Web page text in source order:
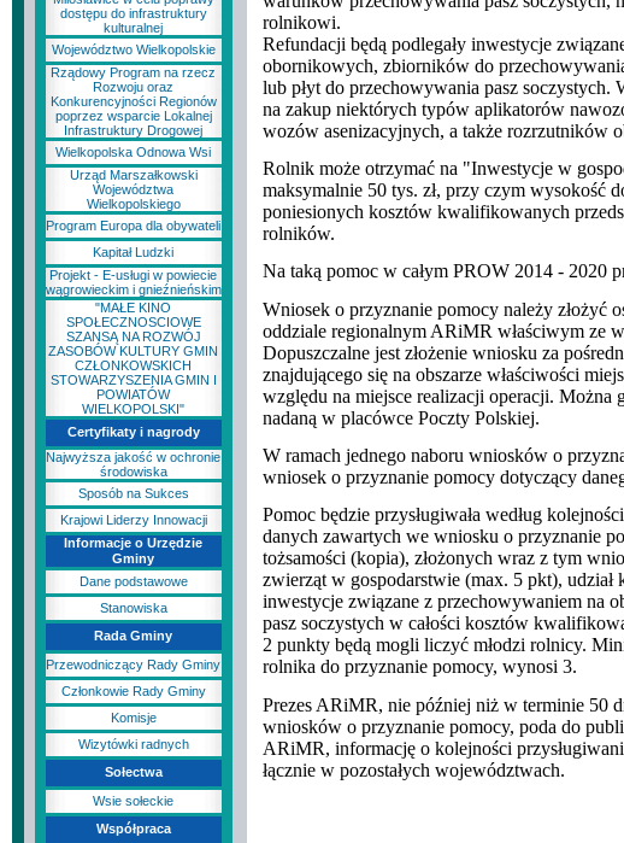
dostępu do infrastruktury
kulturalnej
Województwo Wielkopolskie
Rządowy Program na rzecz
Rozwoju oraz
Konkurencyjności Regionów
poprzez wsparcie Lokalnej
Infrastruktury Drogowej
Wielkopolska Odnowa Wsi
Urząd Marszałkowski
Województwa
Wielkopolskiego
Program Europa dla obywateli
Kapitał Ludzki
Projekt - E-usługi w powiecie
wągrowieckim i gnieźnieńskim
"MAŁE KINO
SPOŁECZNOSCIOWE
SZANSĄ NA ROZWÓJ
ZASOBÓW KULTURY GMIN
CZŁONKOWSKICH
STOWARZYSZENIA GMIN I
POWIATÓW
WIELKOPOLSKI"
Certyfikaty i nagrody
Najwyższa jakość w ochronie
środowiska
Sposób na Sukces
Krajowi Liderzy Innowacji
Informacje o Urzędzie
Gminy
Dane podstawowe
Stanowiska
Rada Gminy
Przewodniczący Rady Gminy
Członkowie Rady Gminy
Komisje
Wizytówki radnych
Sołectwa
Wsie sołeckie
Współpraca
rolnikowi.
Refundacji będą podlegały inwestycje
obornikowych, zbiorników do
lub płyt do przechowywania pasz soczystych.
na zakup niektórych typów aplikatorów
wozów asenizacyjnych, a także rozrzutników
Rolnik może otrzymać na "Inwestycje w
maksymalnie 50 tys. zł, przy czym wysokość
poniesionych kosztów kwalifikowanych
rolników.
Na taką pomoc w całym PROW 2014 - 2020
Wniosek o przyznanie pomocy należy złożyć
oddziale regionalnym ARiMR właściwym ze
Dopuszczalne jest złożenie wniosku za
znajdującego się na obszarze właściwości
względu na miejsce realizacji operacji. Można
nadaną w placówce Poczty Polskiej.
W ramach jednego naboru wniosków o
wniosek o przyznanie pomocy dotyczący
Pomoc będzie przysługiwała według
danych zawartych we wniosku o przyznanie
tożsamości (kopia), złożonych wraz z tym
zwierząt w gospodarstwie (max. 5 pkt),
inwestycje związane z przechowywaniem na
pasz soczystych w całości kosztów
2 punkty będą mogli liczyć młodzi rolnicy.
rolnika do przyznanie pomocy, wynosi 3.
Prezes ARiMR, nie później niż w terminie 50
wniosków o przyznanie pomocy, poda do
ARiMR, informację o kolejności
łącznie w pozostałych województwach.